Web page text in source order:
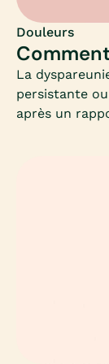
Douleurs
La
persistante
après un
20% des
comment
pelviennes
que les
sont pas
par exemple
pratiques,
facteurs
de la